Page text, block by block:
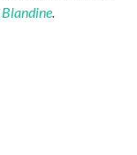
Blandine